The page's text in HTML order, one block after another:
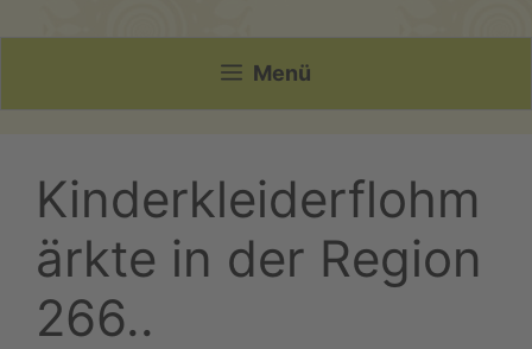
Menü
Kinderkleiderflohm
ärkte in der Region
266..